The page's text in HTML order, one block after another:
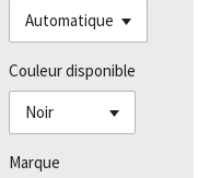
Couleur disponible
Marque